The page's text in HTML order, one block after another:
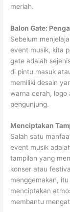
meriah.
Balon Gate:
Sebelum
event musik, kita
gate adalah
di pintu masuk
memiliki desain
warna cerah, logo
pengunjung.
Menciptakan
Salah satu
event musik
tampilan yang
konser atau
menggemakan,
menciptakan
membantu